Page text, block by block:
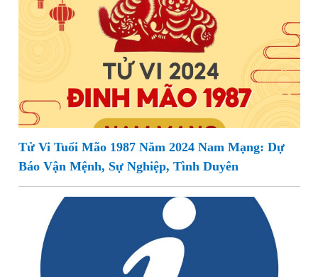
Tử Vi Tuổi Mão 1987 Năm 2024 Nam Mạng: Dự
Báo Vận Mệnh, Sự Nghiệp, Tình Duyên